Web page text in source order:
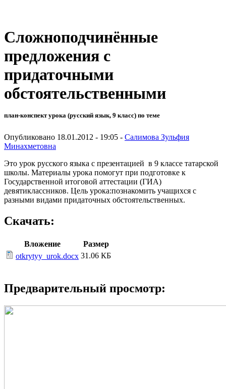
Сложноподчинённые
предложения с
придаточными
обстоятельственными
план-конспект урока (русский язык, 9 класс) по теме
Опубликовано 18.01.2012 - 19:05 - Салимова Зульфия
Минахметовна
Это урок русского языка с презентацией в 9 классе татарской
школы. Материалы урока помогут при подготовке к
Государственной итоговой аттестации (ГИА)
девятиклассников. Цель урока:познакомить учащихся с
разными видами придаточных обстоятельственных.
Скачать:
Вложение
Размер
otkrytyy_urok.docx 31.06 КБ
Предварительный просмотр: